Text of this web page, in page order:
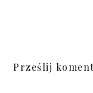
Prześlij